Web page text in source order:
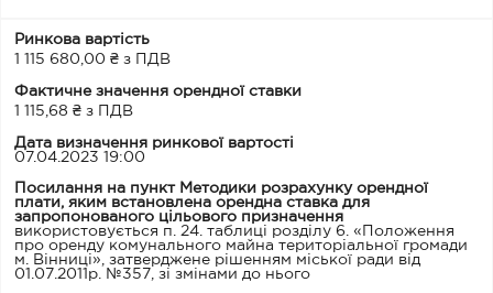
Ринкова вартість
1 115 680,00 ₴ з ПДВ
Фактичне значення орендної ставки
1 115,68 ₴ з ПДВ
Дата визначення ринкової вартості
07.04.2023 19:00
Посилання на пункт Методики розрахунку орендної
плати, яким встановлена орендна ставка для
запропонованого цільового призначення
використовується п. 24. таблиці розділу 6. «Положення
про оренду комунального майна територіальної громади
м. Вінниці», затверджене рішенням міської ради від
01.07.2011р. №357, зі змінами до нього